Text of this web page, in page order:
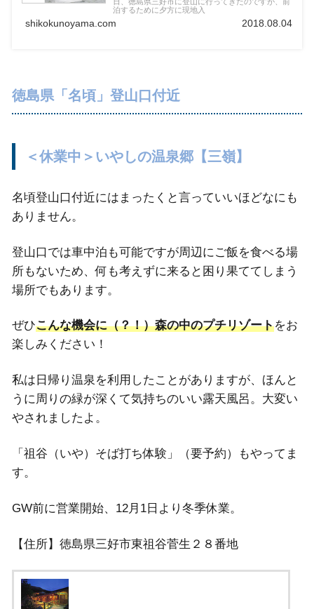
泊するために夕方に現地入
shikokunoyama.com 2018.08.04
徳島県「名頃」登山口付近
＜休業中＞いやしの温泉郷【三嶺】
名頃登山口付近にはまったくと言っていいほどなにも
ありません。
登山口では車中泊も可能ですが周辺にご飯を食べる場
所もないため、何も考えずに来ると困り果ててしまう
場所でもあります。
ぜひこんな機会に（？！）森の中のプチリゾートをお
楽しみください！
私は日帰り温泉を利用したことがありますが、ほんと
うに周りの緑が深くて気持ちのいい露天風呂。大変い
やされましたよ。
「祖谷（いや）そば打ち体験」（要予約）もやってま
す。
GW前に営業開始、12月1日より冬季休業。
【住所】徳島県三好市東祖谷菅生２８番地